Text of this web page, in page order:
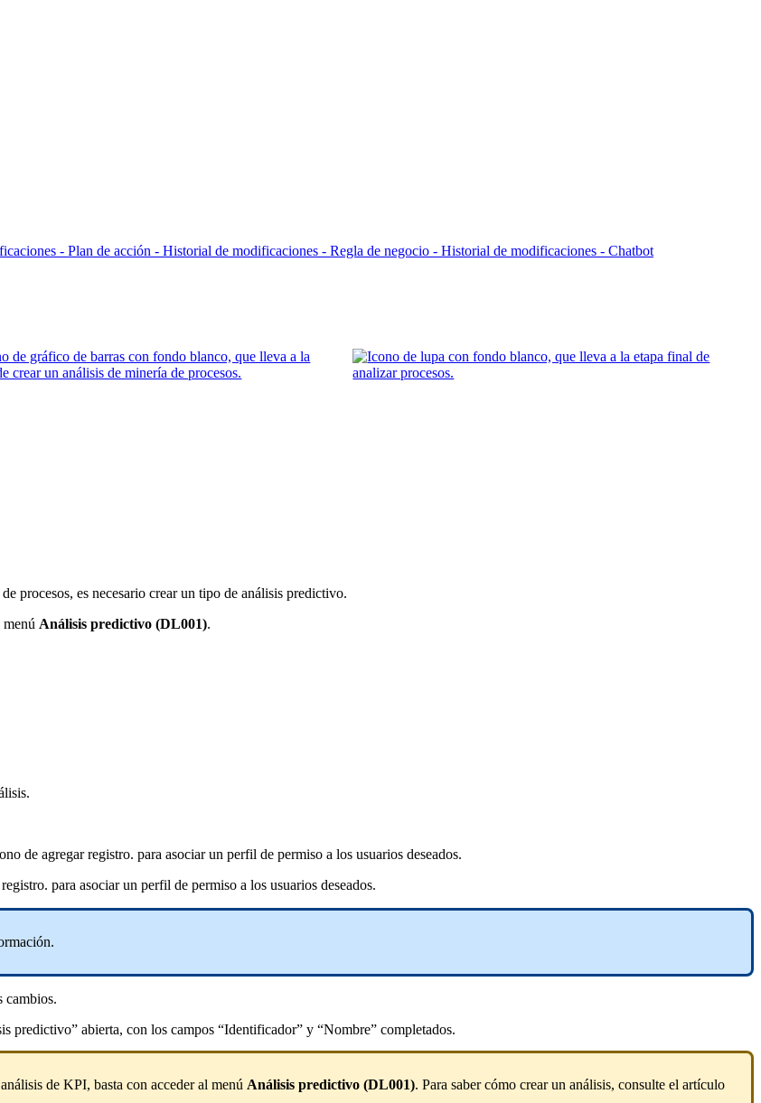
- Plan de acción - Historial de modificaciones - Regla de negocio - Historial de modificaciones - Chatbot
procesos, es necesario crear un tipo de análisis predictivo.
Análisis predictivo (DL001).
para asociar un perfil de permiso a los usuarios deseados.
para asociar un perfil de permiso a los usuarios deseados.
cambios.
de KPI, basta con acceder al menú Análisis predictivo (DL001). Para saber cómo crear un análisis, consulte el artículo